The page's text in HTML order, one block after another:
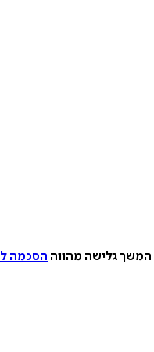
המשך גלישה מהווה הסכמה